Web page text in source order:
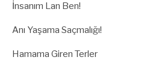
İnsanım Lan Ben!
Anı Yaşama Saçmalığı!
Hamama Giren Terler